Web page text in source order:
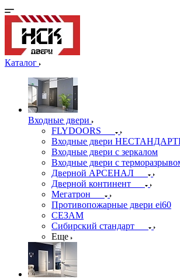
Каталог
Входные двери
FLYDOORS
Входные двери
Входные двери с зеркалом
Входные двери с
Дверной АРСЕНАЛ
Дверной континент
Мегатрон
Противопожарные двери ei60
СЕЗАМ
Сибирский стандарт
Еще